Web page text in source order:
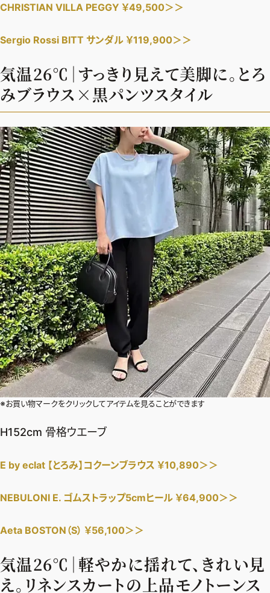
CHRISTIAN VILLA PEGGY ￥49,500＞＞
Sergio Rossi BITT サンダル ￥119,900＞＞
気温26℃｜すっきり見えて美脚に。とろ
みブラウス×黒パンツスタイル
※お買い物マークをクリックしてアイテムを見ることができます
H152cm 骨格ウエーブ
E by eclat 【とろみ】コクーンブラウス ￥10,890＞＞
NEBULONI E. ゴムストラップ5cmヒール ￥64,900＞＞
Aeta BOSTON（S） ￥56,100＞＞
気温26℃｜軽やかに揺れて、きれい見
え。リネンスカートの上品モノトーンス